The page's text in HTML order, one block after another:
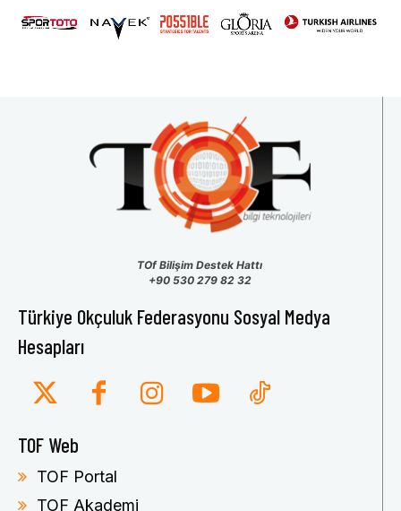
TOf Bilişim Destek Hattı
+90 530 279 82 32
Türkiye Okçuluk Federasyonu Sosyal Medya
Hesapları
TOF Web
TOF Portal
TOF Akademi